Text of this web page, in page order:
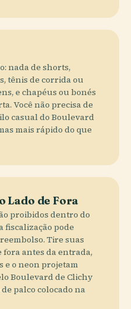
nada de shorts,
tênis de corrida ou
e chapéus ou bonés
Você não precisa de
casual do Boulevard
mais rápido do que
Lado de Fora
proibidos dentro do
fiscalização pode
Tire suas
fora antes da entrada,
e o neon projetam
Boulevard de Clichy
palco colocado na